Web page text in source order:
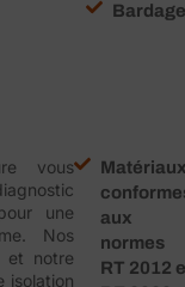
vous
une
Nos
et notre
isolation
aux
normes
RT 2012